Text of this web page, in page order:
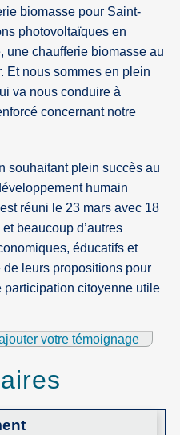
biomasse pour Saint-
photovoltaïques en
une chaufferie biomasse au
Et nous sommes en plein
va nous conduire à
concernant notre
souhaitant plein succès au
humain
réuni le 23 mars avec 18
beaucoup d’autres
éducatifs et
de leurs propositions pour
citoyenne utile
votre témoignage